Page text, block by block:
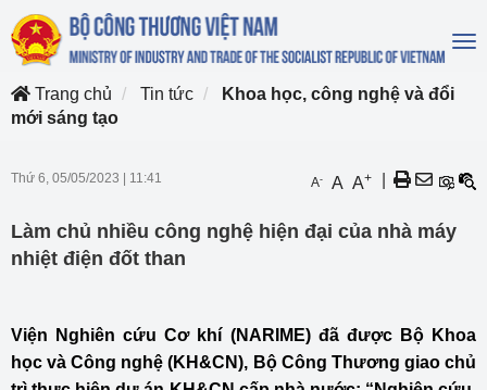
Trang chủ
Tin tức
Khoa học, công nghệ và đổi
mới sáng tạo
Thứ 6, 05/05/2023 11:41 A- A A+
Làm chủ nhiều công nghệ hiện đại của nhà máy
nhiệt điện đốt than
Viện Nghiên cứu Cơ khí (NARIME) đã được Bộ Khoa
học và Công nghệ (KH&CN), Bộ Công Thương giao chủ